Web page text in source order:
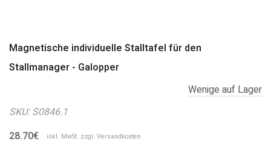
Magnetische individuelle Stalltafel für den
Stallmanager - Galopper
Wenige auf Lager
SKU: S0846.1
28.70€
inkl. MwSt. zzgl. Versandkosten